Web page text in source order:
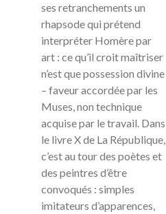
ses retranchements un
rhapsode qui prétend
interpréter Homère par
art : ce qu’il croit maîtriser
n’est que possession divine
– faveur accordée par les
Muses,non technique
acquise par le travail. Dans
le livre X de La République,
c’est au tour des poètes et
des peintres d’être
convoqués : simples
imitateurs d’apparences,